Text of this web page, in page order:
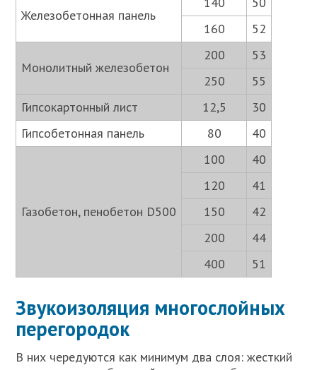
Железобетонная панель
160
52
Монолитный железобетон
200
53
250
55
Гипсокартонный лист
12,5
30
Гипсобетонная панель
80 40
Газобетон, пенобетон D500
100
40
120
41
150
42
200
44
400
51
Звукоизоляция многослойных
перегородок
В них чередуются как минимум два слоя: жесткий